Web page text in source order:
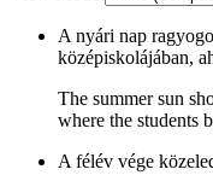
A nyári nap
középiskolájában,
The summer sun
where the students
A félév vége